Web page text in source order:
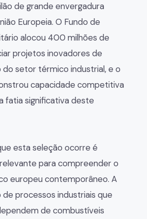
de grande envergadura
Europeia. O Fundo de
alocou 400 milhões de
projetos inovadores de
do setor térmico industrial, e o
capacidade competitiva
fatia significativa deste
esta seleção ocorre é
para compreender o
europeu contemporâneo. A
processos industriais que
de combustíveis